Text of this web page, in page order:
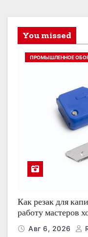
You missed
ПРОМЫШЛЕННОЕ
Как резак для
работу мастеров
Авг 6, 2026